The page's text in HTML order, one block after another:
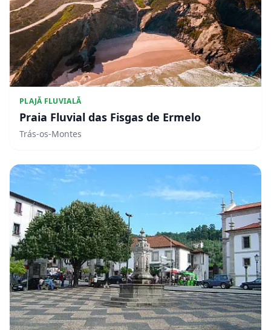
PLAJĂ FLUVIALĂ
Praia Fluvial das Fisgas de Ermelo
Trás-os-Montes